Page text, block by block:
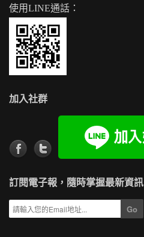
使用LINE通話：
加入社群
訂閱電子報，隨時掌握最新資訊
Go